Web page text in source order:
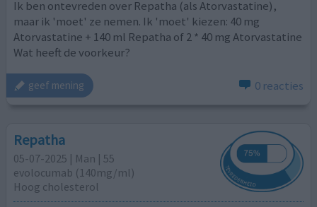
Ik ben ontevreden over Repatha (als Atorvastatine),
maar ik 'moet' ze nemen. Ik 'moet' kiezen: 40 mg
Atorvastatine + 140 ml Repatha of 2 * 40 mg Atorvastatine
Wat heeft de voorkeur?
geef mening 0 reacties
Repatha
05-07-2025 | Man | 55
evolocumab (140mg/ml)
Hoog cholesterol